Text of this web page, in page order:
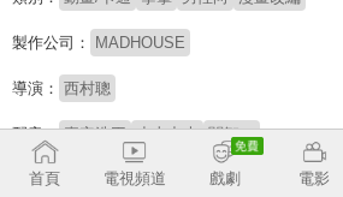
製作公司： MADHOUSE
導演： 西村聰
配音： 喜安浩平 小山力也 關智一
原著： 森川讓次
首頁 電視頻道 戲劇 電影